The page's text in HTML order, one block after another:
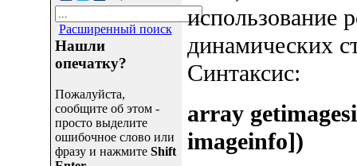
Расширенный поиск
Нашли
опечатку?
Пожалуйста,
сообщите об этом -
просто выделите
ошибочное слово или
фразу и нажмите Shift
использование
динамических
Синтаксис:
array
imageinfo])